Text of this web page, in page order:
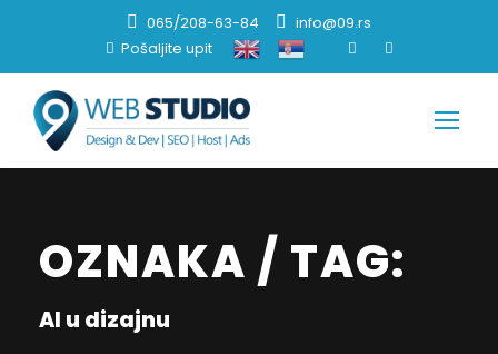
065/208-63-84
info@09.rs
Pošaljite upit
OZNAKA / TAG:
AI u dizajnu